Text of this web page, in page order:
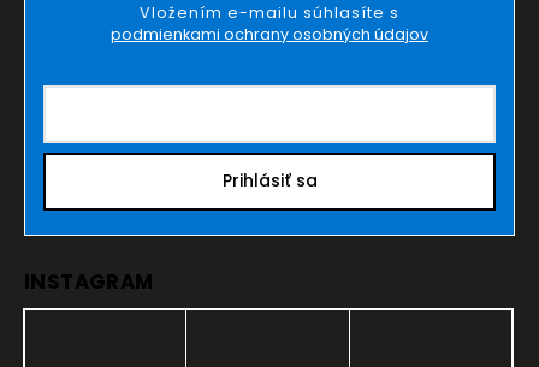
Vložením e-mailu súhlasíte s
podmienkami ochrany osobných údajov
Prihlásiť sa
INSTAGRAM